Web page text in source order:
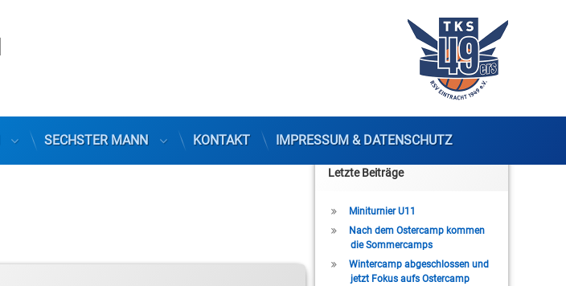
SECHSTER MANN KONTAKT IMPRESSUM & DATENSCHUTZ
Letzte Beiträge
Miniturnier U11
Nach dem Ostercamp kommen
die Sommercamps
Wintercamp abgeschlossen und
jetzt Fokus aufs Ostercamp